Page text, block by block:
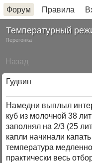
Форум Правила
Температурный
Перегонка
Назад
Гудвин
Намедни выплыл
куб из молочной 38
заполнял на 2/3 (25
капли начинали
температура
практически весь